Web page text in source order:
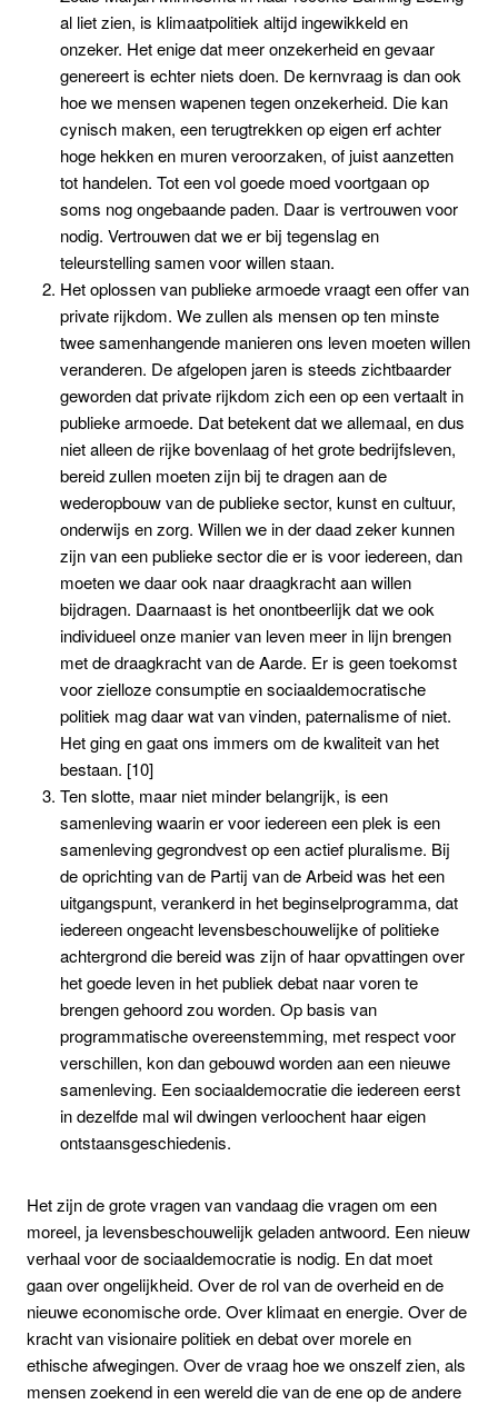
al liet zien, is klimaatpolitiek altijd ingewikkeld en
onzeker. Het enige dat meer onzekerheid en gevaar
genereert is echter niets doen. De kernvraag is dan ook
hoe we mensen wapenen tegen onzekerheid. Die kan
cynisch maken, een terugtrekken op eigen erf achter
hoge hekken en muren veroorzaken, of juist aanzetten
tot handelen. Tot een vol goede moed voortgaan op
soms nog ongebaande paden. Daar is vertrouwen voor
nodig. Vertrouwen dat we er bij tegenslag en
teleurstelling samen voor willen staan.
Het oplossen van publieke armoede vraagt een offer van
private rijkdom. We zullen als mensen op ten minste
twee samenhangende manieren ons leven moeten willen
veranderen. De afgelopen jaren is steeds zichtbaarder
geworden dat private rijkdom zich een op een vertaalt in
publieke armoede. Dat betekent dat we allemaal, en dus
niet alleen de rijke bovenlaag of het grote bedrijfsleven,
bereid zullen moeten zijn bij te dragen aan de
wederopbouw van de publieke sector, kunst en cultuur,
onderwijs en zorg. Willen we in der daad zeker kunnen
zijn van een publieke sector die er is voor iedereen, dan
moeten we daar ook naar draagkracht aan willen
bijdragen. Daarnaast is het onontbeerlijk dat we ook
individueel onze manier van leven meer in lijn brengen
met de draagkracht van de Aarde. Er is geen toekomst
voor zielloze consumptie en sociaaldemocratische
politiek mag daar wat van vinden, paternalisme of niet.
Het ging en gaat ons immers om de kwaliteit van het
bestaan. [10]
Ten slotte, maar niet minder belangrijk, is een
samenleving waarin er voor iedereen een plek is een
samenleving gegrondvest op een actief pluralisme. Bij
de oprichting van de Partij van de Arbeid was het een
uitgangspunt, verankerd in het beginselprogramma, dat
iedereen ongeacht levensbeschouwelijke of politieke
achtergrond die bereid was zijn of haar opvattingen over
het goede leven in het publiek debat naar voren te
brengen gehoord zou worden. Op basis van
programmatische overeenstemming, met respect voor
verschillen, kon dan gebouwd worden aan een nieuwe
samenleving. Een sociaaldemocratie die iedereen eerst
in dezelfde mal wil dwingen verloochent haar eigen
ontstaansgeschiedenis.
Het zijn de grote vragen van vandaag die vragen om een
moreel, ja levensbeschouwelijk geladen antwoord. Een nieuw
verhaal voor de sociaaldemocratie is nodig. En dat moet
gaan over ongelijkheid. Over de rol van de overheid en de
nieuwe economische orde. Over klimaat en energie. Over de
kracht van visionaire politiek en debat over morele en
ethische afwegingen. Over de vraag hoe we onszelf zien, als
mensen zoekend in een wereld die van de ene op de andere